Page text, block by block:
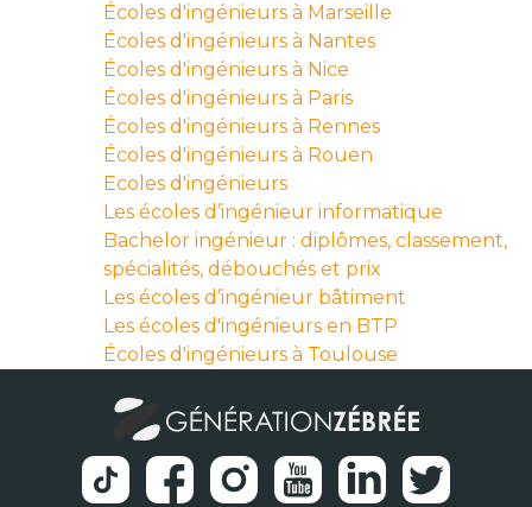
Écoles d'ingénieurs à Marseille
Écoles d'ingénieurs à Nantes
Écoles d'ingénieurs à Nice
Écoles d'ingénieurs à Paris
Écoles d'ingénieurs à Rennes
Écoles d'ingénieurs à Rouen
Ecoles d'ingénieurs
Les écoles d’ingénieur informatique
Bachelor ingénieur : diplômes, classement,
spécialités, débouchés et prix
Les écoles d’ingénieur bâtiment
Les écoles d'ingénieurs en BTP
Écoles d'ingénieurs à Toulouse